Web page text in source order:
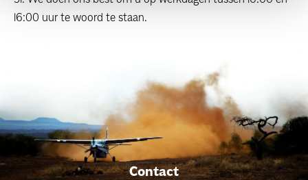
16:00 uur te woord te staan.
Contact